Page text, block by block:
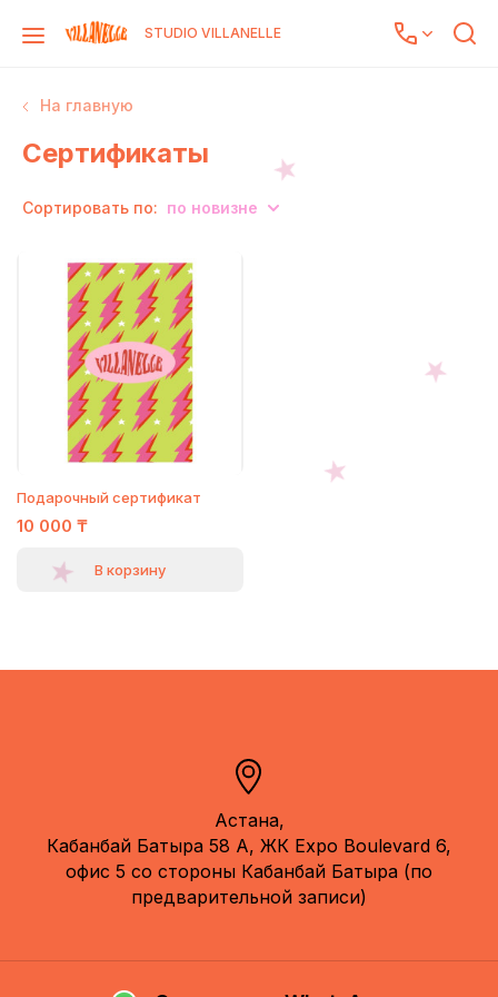
STUDIO VILLANELLE
На главную
Сертификаты
Сортировать по: по новизне
Подарочный сертификат
10 000 ₸
В корзину
Астана,
Кабанбай Батыра 58 А, ЖК Expo Boulevard 6,
офис 5 со стороны Кабанбай Батыра (по
предварительной записи)